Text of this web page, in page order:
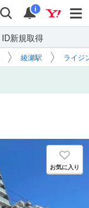
検索 通知
i
ID新規取得
綾瀬駅 ライジ
お気に入り